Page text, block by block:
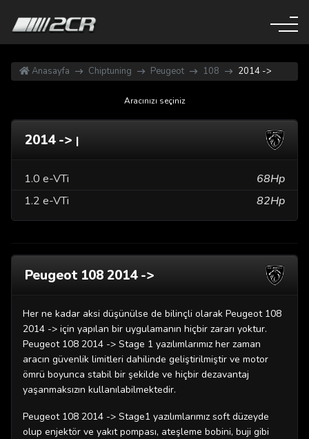
Anasayfa Chiptuning Peugeot 108 2014 ->
Aracınızı seçiniz
2014 -> |
1.0 e-VTi
68Hp
1.2 e-VTi
82Hp
Peugeot 108 2014 ->
Her ne kadar aksi düşünülse de bilinçli olarak Peugeot 108
2014 -> için yapılan bir uygulamanın hiçbir zararı yoktur.
Peugeot 108 2014 -> Stage 1 yazılımlarımız her zaman
aracın güvenlik limitleri dahilinde geliştirilmiştir ve motor
ömrü boyunca stabil bir şekilde ve hiçbir dezavantaj
yaşanmaksızın kullanılabilmektedir.
Peugeot 108 2014 -> Stage1 yazılımlarımız soft düzeyde
olup enjektör ve yakıt pompası, ateşleme bobini, buji gibi